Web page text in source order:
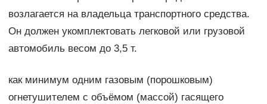
возлагается на владельца транспортного средства.
Он должен укомплектовать легковой или грузовой
автомобиль весом до 3,5 т.
как минимум одним газовым (порошковым)
огнетушителем с объёмом (массой) гасящего